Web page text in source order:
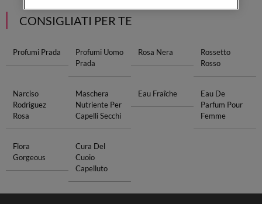
CONSIGLIATI PER TE
Profumi Prada
Profumi Uomo
Prada
Rosa Nera
Rossetto
Rosso
Narciso
Rodriguez
Rosa
Maschera
Nutriente Per
Capelli Secchi
Eau Fraîche
Eau De
Parfum Pour
Femme
Flora
Gorgeous
Cura Del
Cuoio
Capelluto